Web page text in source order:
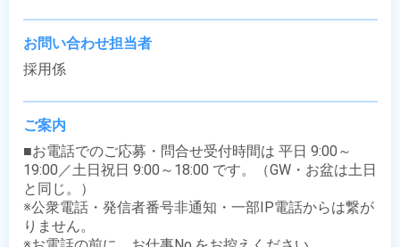
お問い合わせ担当者
採用係
ご案内
■お電話でのご応募・問合せ受付時間は 平日 9:00～
19:00／土日祝日 9:00～18:00 です。（GW・お盆は土日
と同じ。）
※公衆電話・発信者番号非通知・一部IP電話からは繋が
りません。